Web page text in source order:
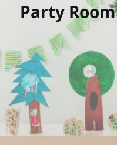
Party Room